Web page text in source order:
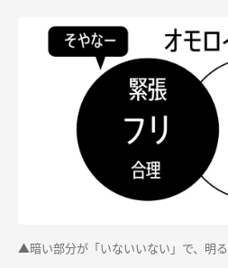
▲暗い部分が「いないいない」で、明